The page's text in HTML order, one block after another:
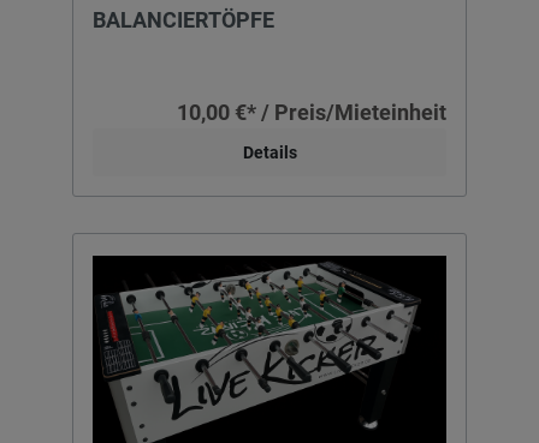
BALANCIERTÖPFE
10,00 €* / Preis/Mieteinheit
Details